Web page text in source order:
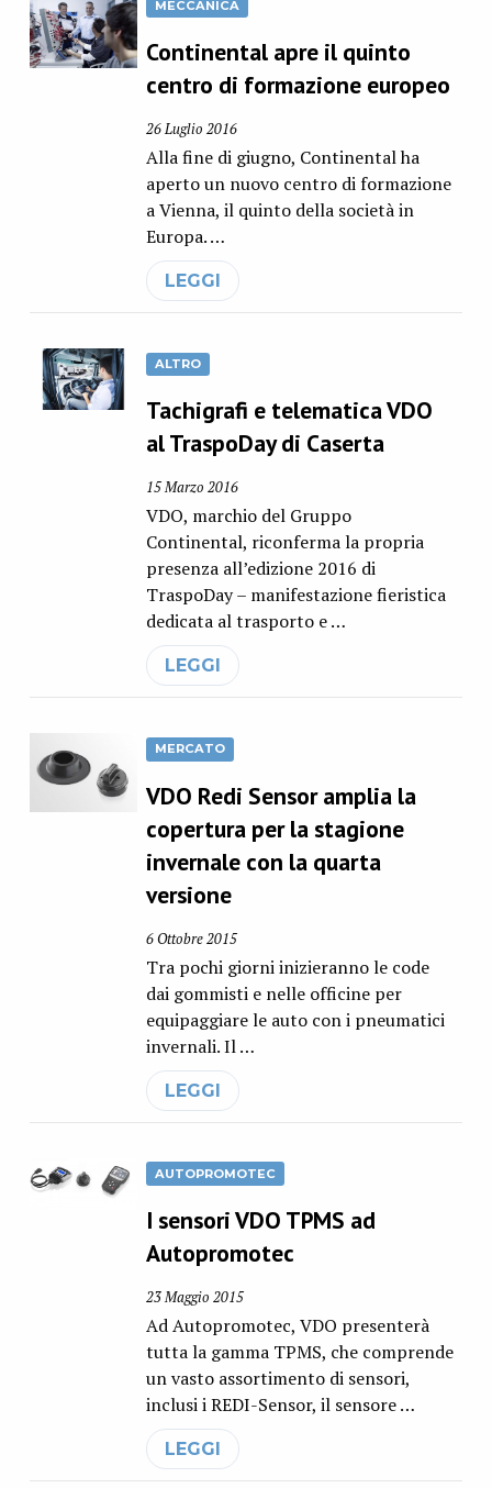
MECCANICA
Continental apre il quinto
centro di formazione europeo
26 Luglio 2016
Alla fine di giugno, Continental ha
aperto un nuovo centro di formazione
a Vienna, il quinto della società in
Europa. …
LEGGI
ALTRO
Tachigrafi e telematica VDO
al TraspoDay di Caserta
15 Marzo 2016
VDO, marchio del Gruppo
Continental, riconferma la propria
presenza all’edizione 2016 di
TraspoDay – manifestazione fieristica
dedicata al trasporto e …
LEGGI
MERCATO
VDO Redi Sensor amplia la
copertura per la stagione
invernale con la quarta
versione
6 Ottobre 2015
Tra pochi giorni inizieranno le code
dai gommisti e nelle officine per
equipaggiare le auto con i pneumatici
invernali. Il …
LEGGI
AUTOPROMOTEC
I sensori VDO TPMS ad
Autopromotec
23 Maggio 2015
Ad Autopromotec, VDO presenterà
tutta la gamma TPMS, che comprende
un vasto assortimento di sensori,
inclusi i REDI-Sensor, il sensore …
LEGGI